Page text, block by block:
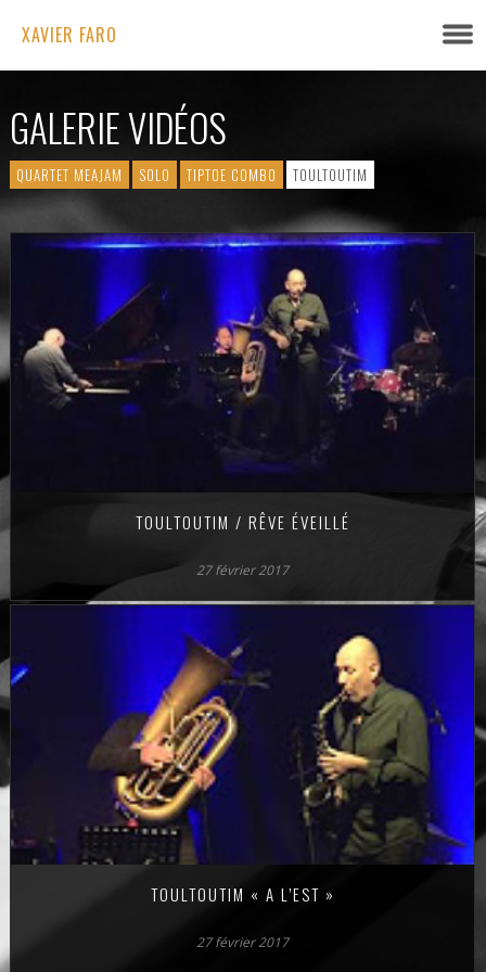
XAVIER FARO
GALERIE VIDÉOS
QUARTET MEAJAM SOLO TIPTOE COMBO TOULTOUTIM
TOULTOUTIM / RÊVE ÉVEILLÉ
27 février 2017
TOULTOUTIM « A L’EST »
27 février 2017